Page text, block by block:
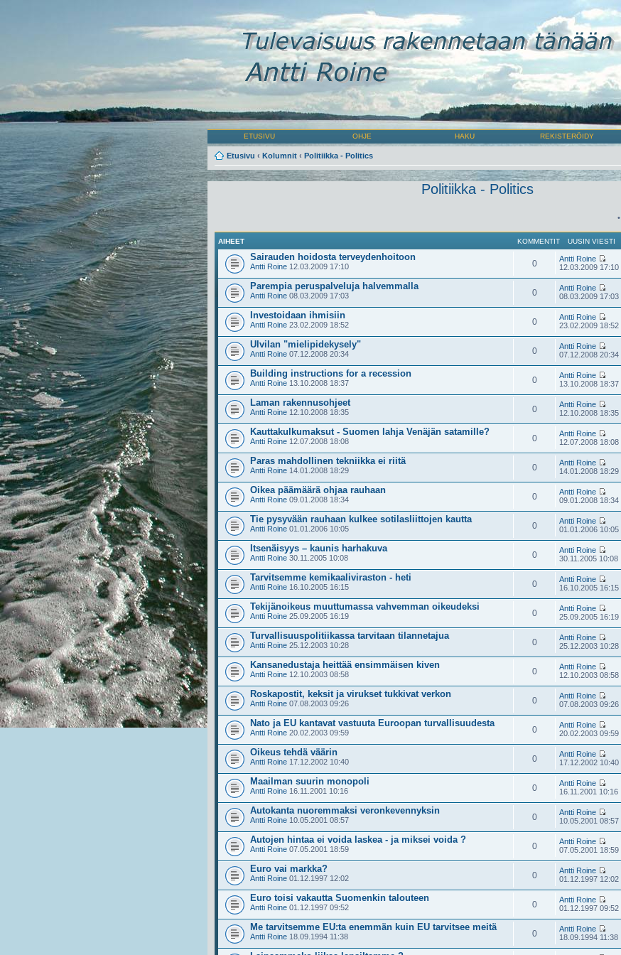
ETUSIVU OHJE HAKU REKISTERÖIDY
Etusivu ‹ Kolumnit ‹ Politiikka - Politics
Politiikka - Politics
•
AIHEET KOMMENTIT UUSIN VIESTI
Sairauden hoidosta terveydenhoitoon
Antti Roine 12.03.2009 17:10 0
Antti Roine
12.03.2009 17:10
Parempia peruspalveluja halvemmalla
Antti Roine 08.03.2009 17:03 0
Antti Roine
08.03.2009 17:03
Investoidaan ihmisiin
Antti Roine 23.02.2009 18:52 0
Antti Roine
23.02.2009 18:52
Ulvilan "mielipidekysely"
Antti Roine 07.12.2008 20:34 0
Antti Roine
07.12.2008 20:34
Building instructions for a recession
Antti Roine 13.10.2008 18:37 0
Antti Roine
13.10.2008 18:37
Laman rakennusohjeet
Antti Roine 12.10.2008 18:35 0
Antti Roine
12.10.2008 18:35
Kauttakulkumaksut - Suomen lahja Venäjän satamille?
Antti Roine 12.07.2008 18:08 0
Antti Roine
12.07.2008 18:08
Paras mahdollinen tekniikka ei riitä
Antti Roine 14.01.2008 18:29 0
Antti Roine
14.01.2008 18:29
Oikea päämäärä ohjaa rauhaan
Antti Roine 09.01.2008 18:34 0
Antti Roine
09.01.2008 18:34
Tie pysyvään rauhaan kulkee sotilasliittojen kautta
Antti Roine 01.01.2006 10:05 0
Antti Roine
01.01.2006 10:05
Itsenäisyys – kaunis harhakuva
Antti Roine 30.11.2005 10:08 0
Antti Roine
30.11.2005 10:08
Tarvitsemme kemikaaliviraston - heti
Antti Roine 16.10.2005 16:15 0
Antti Roine
16.10.2005 16:15
Tekijänoikeus muuttumassa vahvemman oikeudeksi
Antti Roine 25.09.2005 16:19 0
Antti Roine
25.09.2005 16:19
Turvallisuuspolitiikassa tarvitaan tilannetajua
Antti Roine 25.12.2003 10:28 0
Antti Roine
25.12.2003 10:28
Kansanedustaja heittää ensimmäisen kiven
Antti Roine 12.10.2003 08:58 0
Antti Roine
12.10.2003 08:58
Roskapostit, keksit ja virukset tukkivat verkon
Antti Roine 07.08.2003 09:26 0
Antti Roine
07.08.2003 09:26
Nato ja EU kantavat vastuuta Euroopan turvallisuudesta
Antti Roine 20.02.2003 09:59 0
Antti Roine
20.02.2003 09:59
Oikeus tehdä väärin
Antti Roine 17.12.2002 10:40 0
Antti Roine
17.12.2002 10:40
Maailman suurin monopoli
Antti Roine 16.11.2001 10:16 0
Antti Roine
16.11.2001 10:16
Autokanta nuoremmaksi veronkevennyksin
Antti Roine 10.05.2001 08:57 0
Antti Roine
10.05.2001 08:57
Autojen hintaa ei voida laskea - ja miksei voida ?
Antti Roine 07.05.2001 18:59 0
Antti Roine
07.05.2001 18:59
Euro vai markka?
Antti Roine 01.12.1997 12:02 0
Antti Roine
01.12.1997 12:02
Euro toisi vakautta Suomenkin talouteen
Antti Roine 01.12.1997 09:52 0
Antti Roine
01.12.1997 09:52
Me tarvitsemme EU:ta enemmän kuin EU tarvitsee meitä
Antti Roine 18.09.1994 11:38 0
Antti Roine
18.09.1994 11:38